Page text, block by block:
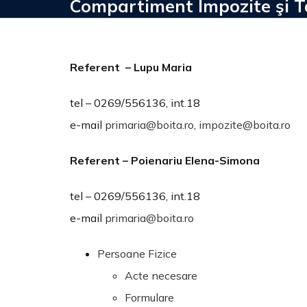
Compartiment Impozite şi
Referent – Lupu Maria
tel – 0269/556136, int.18
e-mail primaria@boita.ro, impozite@boita.ro
Referent – Poienariu Elena-Simona
tel – 0269/556136, int.18
e-mail primaria@boita.ro
Persoane Fizice
Acte necesare
Formulare